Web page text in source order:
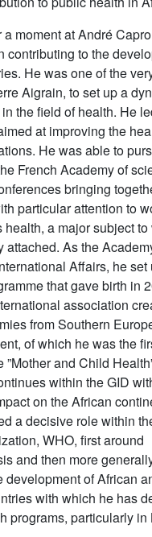
moment at André
contributing to the
He was one of the
Aigrain, to set up a
the field of health. He
at improving the
He was able to
French Academy of
bringing
particular attention to
health, a major subject
attached. As the
Affairs, he set
that gave birth in
association
from Southern
of which he was the
”Mother and Child
within the GID
on the African
a decisive role within
WHO, first around
and then more
development of African
with which he has
programs, particularly in